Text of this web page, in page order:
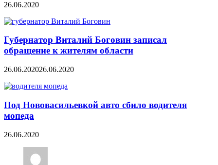
26.06.2020
Губернатор Виталий Боговин записал
обращение к жителям области
26.06.202026.06.2020
Под Нововасильевкой авто сбило водителя
мопеда
26.06.2020